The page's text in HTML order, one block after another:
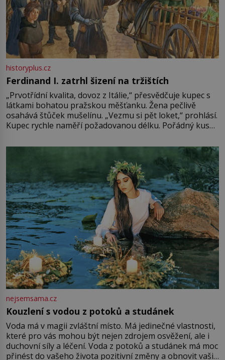
historyplus.cz
Ferdinand I. zatrhl šizení na tržištích
„Prvotřídní kvalita, dovoz z Itálie,“ přesvědčuje kupec s
látkami bohatou pražskou měšťanku. Žena pečlivě
osahává štůček mušelínu. „Vezmu si pět loket,“ prohlásí.
Kupec rychle naměří požadovanou délku. Pořádný kus
milostpaní. Stačí jenom na sukni,“ zhodnotí švadlena
množství růžového mušelínu. „Ošidili vás, podívejte.“
nejsemsama.cz
Kouzlení s vodou z potoků a studánek
Voda má v magii zvláštní místo. Má jedinečné vlastnosti,
které pro vás mohou být nejen zdrojem osvěžení, ale i
duchovní síly a léčení. Voda z potoků a studánek má moc
přinést do vašeho života pozitivní změny a obnovit vaši